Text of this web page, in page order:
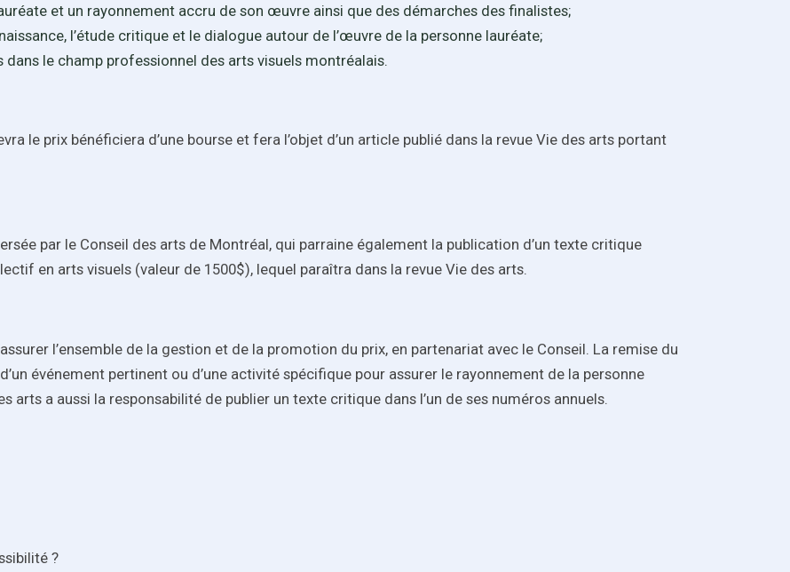
et un rayonnement accru de son œuvre ainsi que des démarches des finalistes;
l’étude critique et le dialogue autour de l’œuvre de la personne lauréate;
le champ professionnel des arts visuels montréalais.
le prix bénéficiera d’une bourse et fera l’objet d’un article publié dans la revue Vie des arts portant
par le Conseil des arts de Montréal, qui parraine également la publication d’un texte critique
en arts visuels (valeur de 1500$), lequel paraîtra dans la revue Vie des arts.
l’ensemble de la gestion et de la promotion du prix, en partenariat avec le Conseil. La remise du
événement pertinent ou d’une activité spécifique pour assurer le rayonnement de la personne
arts a aussi la responsabilité de publier un texte critique dans l’un de ses numéros annuels.
?